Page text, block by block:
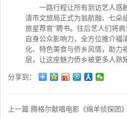
一路行程让所有到访艺人感
清市文旅局正式为翁航融、七朵
旅星荐官”聘书。往后艺人们将
自身公众影响力，全方位推介福
化、特色美食与侨乡风情，助力
层，让这座魅力侨乡被更多人熟
分享到：
上一篇:腾格尔献唱电影《绵羊侦探团》推广